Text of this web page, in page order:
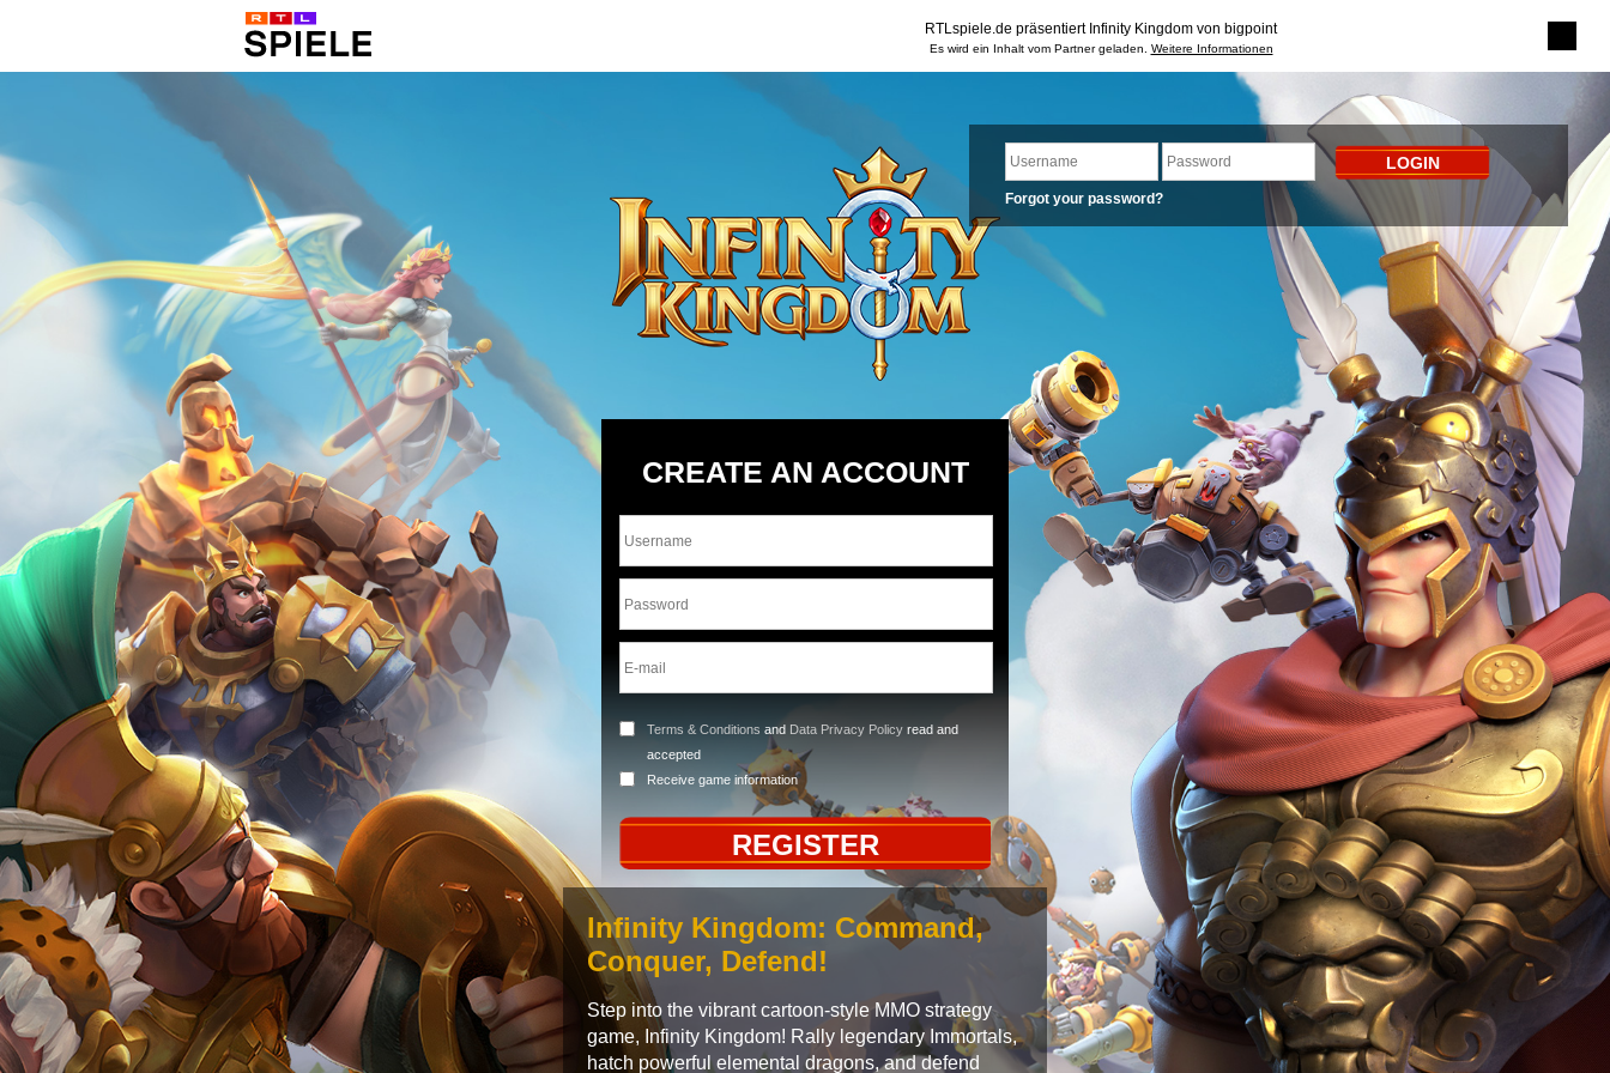
RTLspiele.de präsentiert Infinity Kingdom von bigpoint
Es wird ein Inhalt vom Partner geladen. Weitere Informationen